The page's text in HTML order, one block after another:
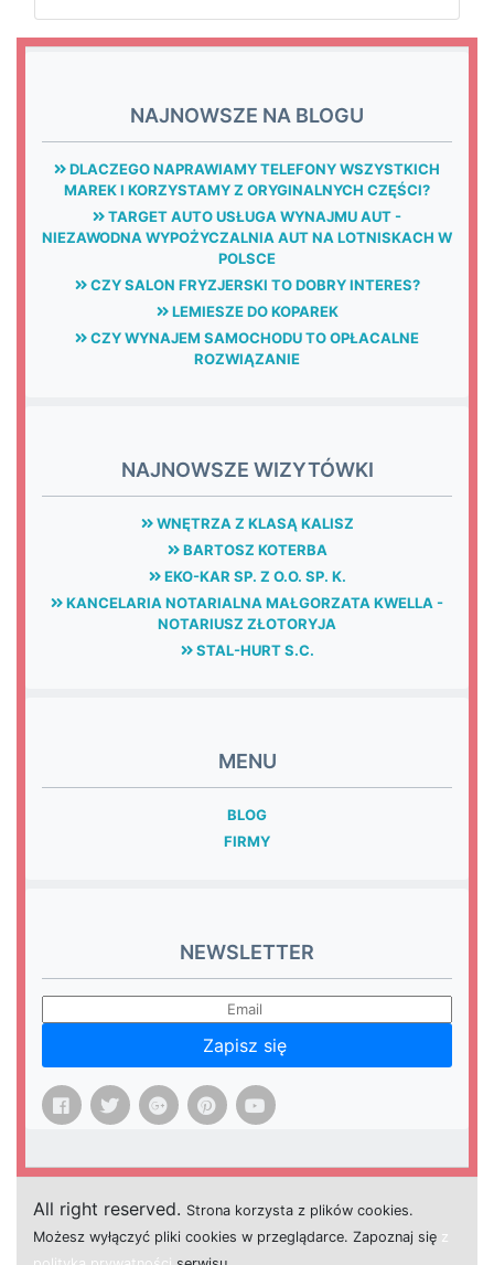
NAJNOWSZE NA BLOGU
DLACZEGO NAPRAWIAMY TELEFONY WSZYSTKICH
MAREK I KORZYSTAMY Z ORYGINALNYCH CZĘŚCI?
TARGET AUTO USŁUGA WYNAJMU AUT -
NIEZAWODNA WYPOŻYCZALNIA AUT NA LOTNISKACH W
POLSCE
CZY SALON FRYZJERSKI TO DOBRY INTERES?
LEMIESZE DO KOPAREK
CZY WYNAJEM SAMOCHODU TO OPŁACALNE
ROZWIĄZANIE
NAJNOWSZE WIZYTÓWKI
WNĘTRZA Z KLASĄ KALISZ
BARTOSZ KOTERBA
EKO-KAR SP. Z O.O. SP. K.
KANCELARIA NOTARIALNA MAŁGORZATA KWELLA -
NOTARIUSZ ZŁOTORYJA
STAL-HURT S.C.
MENU
BLOG
FIRMY
NEWSLETTER
Zapisz się
All right reserved. Strona korzysta z plików cookies.
Możesz wyłączyć pliki cookies w przeglądarce. Zapoznaj się z